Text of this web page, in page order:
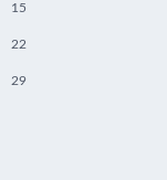
15
22
29